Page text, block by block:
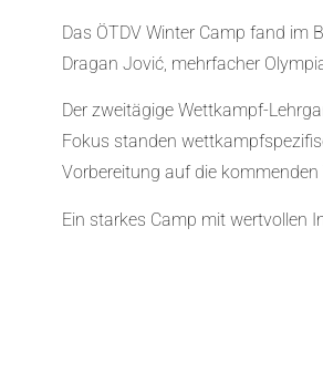
Das ÖTDV Winter Camp fand im
Dragan Jović, mehrfacher
Der zweitägige Wettkampf-
Fokus standen
Vorbereitung auf die kommenden
Ein starkes Camp mit wertvollen